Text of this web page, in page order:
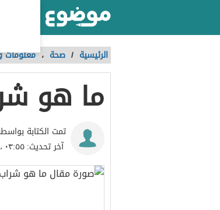
الرئيسية / صحة ،معلومات
ما هو
تمت الكتابة
آخر تحديث:٠٣:٥٥ ، ٢ أكتوبر ٢٠٢٢